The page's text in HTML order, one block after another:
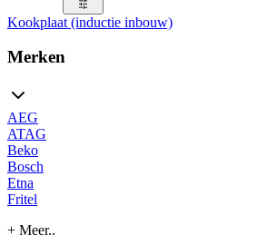
Kookplaat (inductie inbouw)
Merken
AEG
ATAG
Beko
Bosch
Etna
Fritel
+ Meer..